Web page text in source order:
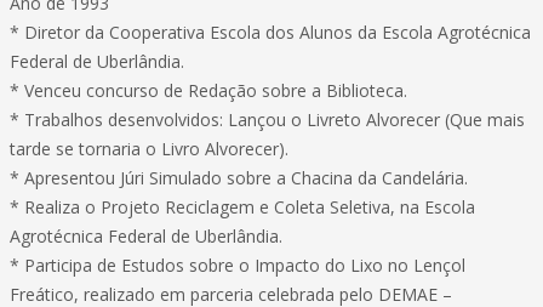
* Diretor da Cooperativa Escola dos Alunos da Escola Agrotécnica
Federal de Uberlândia.
* Venceu concurso de Redação sobre a Biblioteca.
* Trabalhos desenvolvidos: Lançou o Livreto Alvorecer (Que mais
tarde se tornaria o Livro Alvorecer).
* Apresentou Júri Simulado sobre a Chacina da Candelária.
* Realiza o Projeto Reciclagem e Coleta Seletiva, na Escola
Agrotécnica Federal de Uberlândia.
* Participa de Estudos sobre o Impacto do Lixo no Lençol
Freático, realizado em parceria celebrada pelo DEMAE –